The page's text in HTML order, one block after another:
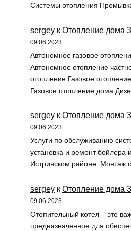
Системы отопления
sergey к Отопление дома
09.06.2023
Автономное газовое
Автономное отопление
отопление Газовое
Газовое отопление дома
sergey к Отопление дома
09.06.2023
Услуги по обслуживанию
установка и ремонт бойлера
Истринском районе. Монтаж
sergey к Отопление дома
09.06.2023
Отопительный котел – это
предназначенное для